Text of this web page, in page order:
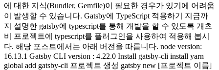
에 대한 지식(Bundler, Gemfile)이 필요한 경우가 있기에 어려움
이 발생할 수 있습니다. Gatsby에 TypeScript 적용하기 지금까
지 설명한 gatsby에 typescript를 통해 개발을 할 수 있도록 개츠
비 프로젝트에 typescript를 플러그인을 사용하여 적용해 봅시
다. 해당 포스트에서는 아래 버전을 따릅니다. node version:
16.13.1 Gatsby CLI version : 4.22.0 Install gatsby-cli install yarn
global add gatsby-cli 프로젝트 생성 gatsby new [프로젝트 이름]